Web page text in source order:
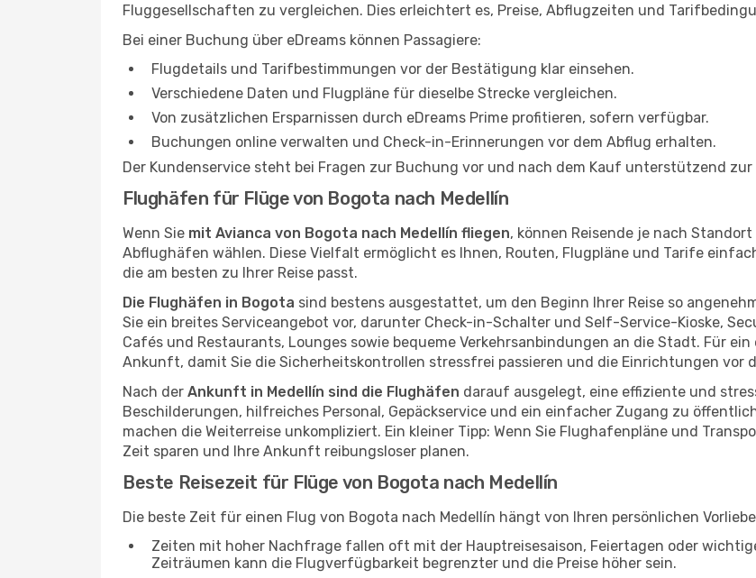
Fluggesellschaften zu vergleichen. Dies erleichtert es, Preise, Abflugzeiten und
Bei einer Buchung über eDreams können Passagiere:
Flugdetails und Tarifbestimmungen vor der Bestätigung klar einsehen.
Verschiedene Daten und Flugpläne für dieselbe Strecke vergleichen.
Von zusätzlichen Ersparnissen durch eDreams Prime profitieren, sofern verfügbar.
Buchungen online verwalten und Check-in-Erinnerungen vor dem Abflug erhalten.
Der Kundenservice steht bei Fragen zur Buchung vor und nach dem Kauf unterstützend
Flughäfen für Flüge von Bogota nach Medellín
Wenn Sie mit Avianca von Bogota nach Medellín fliegen, können Reisende je nach
Abflughäfen wählen. Diese Vielfalt ermöglicht es Ihnen, Routen, Flugpläne und Tarife
die am besten zu Ihrer Reise passt.
Die Flughäfen in Bogota sind bestens ausgestattet, um den Beginn Ihrer Reise so
Sie ein breites Serviceangebot vor, darunter Check-in-Schalter und Self-Service-Kioske,
Cafés und Restaurants, Lounges sowie bequeme Verkehrsanbindungen an die Stadt. Für
Ankunft, damit Sie die Sicherheitskontrollen stressfrei passieren und die Einrichtungen vor
Nach der Ankunft in Medellín sind die Flughäfen darauf ausgelegt, eine effiziente und
Beschilderungen, hilfreiches Personal, Gepäckservice und ein einfacher Zugang zu
machen die Weiterreise unkompliziert. Ein kleiner Tipp: Wenn Sie Flughafenpläne und
Zeit sparen und Ihre Ankunft reibungsloser planen.
Beste Reisezeit für Flüge von Bogota nach Medellín
Die beste Zeit für einen Flug von Bogota nach Medellín hängt von Ihren persönlichen
Zeiten mit hoher Nachfrage fallen oft mit der Hauptreisesaison, Feiertagen oder
Zeiträumen kann die Flugverfügbarkeit begrenzter und die Preise höher sein.